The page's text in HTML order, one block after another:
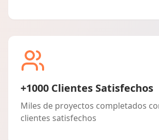
+1000 Clientes Satisfechos
Miles de proyectos completados
clientes satisfechos